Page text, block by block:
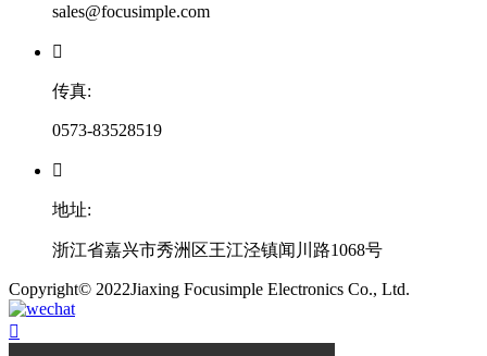
sales@focusimple.com

传真:
0573-83528519

地址:
浙江省嘉兴市秀洲区王江泾镇闻川路1068号
​Copyright© 2022Jiaxing Focusimple Electronics Co., Ltd.
